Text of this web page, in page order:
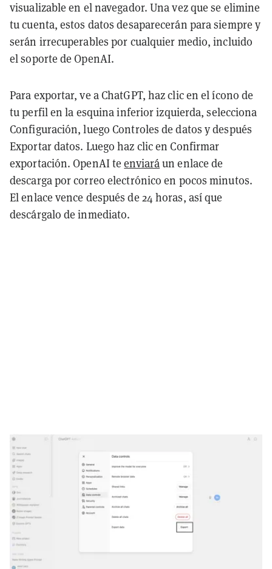
visualizable en el navegador. Una vez que se elimine
tu cuenta, estos datos desaparecerán para siempre y
serán irrecuperables por cualquier medio, incluido
el soporte de OpenAI.
Para exportar, ve a ChatGPT, haz clic en el ícono de
tu perfil en la esquina inferior izquierda, selecciona
Configuración, luego Controles de datos y después
Exportar datos. Luego haz clic en Confirmar
exportación. OpenAI teenviaráun enlace de
descarga por correo electrónico en pocos minutos.
El enlace vence después de 24 horas, así que
descárgalo de inmediato.